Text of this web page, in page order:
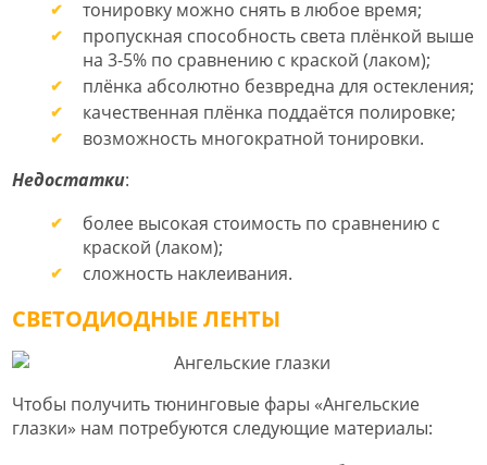
тонировку можно снять в любое время;
пропускная способность света плёнкой выше
на 3-5% по сравнению с краской (лаком);
плёнка абсолютно безвредна для остекления;
качественная плёнка поддаётся полировке;
возможность многократной тонировки.
Недостатки:
более высокая стоимость по сравнению с
краской (лаком);
сложность наклеивания.
СВЕТОДИОДНЫЕ ЛЕНТЫ
Чтобы получить тюнинговые фары «Ангельские
глазки» нам потребуются следующие материалы: